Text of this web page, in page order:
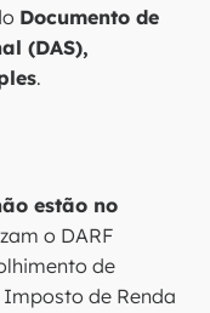
Documento de
(DAS),
.
estão no
o DARF
de
de Renda